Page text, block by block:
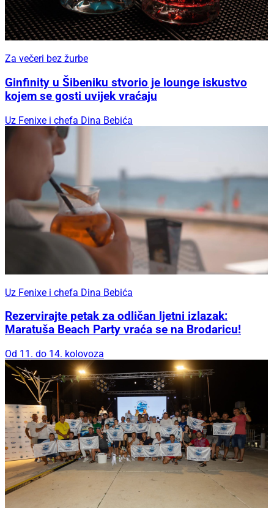
Za večeri bez žurbe
Ginfinity u Šibeniku stvorio je lounge iskustvo
kojem se gosti uvijek vraćaju
Uz Fenixe i chefa Dina Bebića
Uz Fenixe i chefa Dina Bebića
Rezervirajte petak za odličan ljetni izlazak:
Maratuša Beach Party vraća se na Brodaricu!
Od 11. do 14. kolovoza